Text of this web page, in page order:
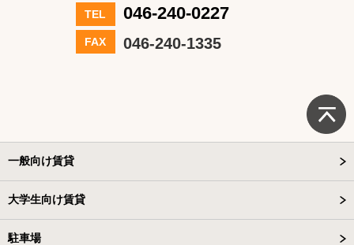
TEL 046-240-0227
FAX 046-240-1335
一般向け賃貸
大学生向け賃貸
駐車場